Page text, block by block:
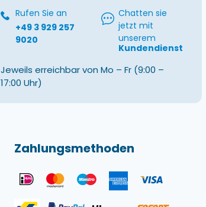
Rufen Sie an
+49 3 929 257
9020
Chatten sie
jetzt mit
unserem
Kundendienst
Jeweils erreichbar von Mo – Fr (9:00 –
17:00 Uhr)
Zahlungsmethoden